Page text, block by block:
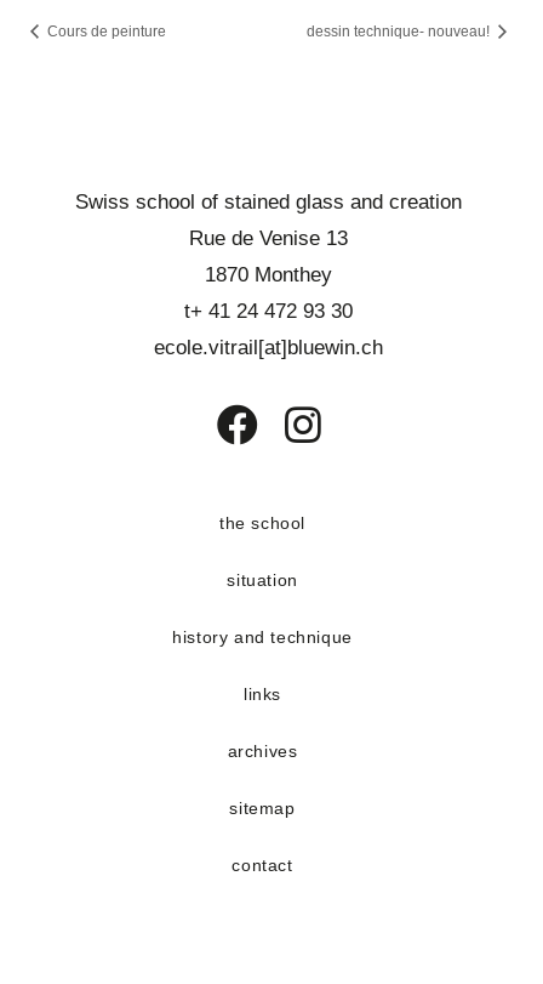
Cours de peinture dessin technique- nouveau!
Swiss school of stained glass and creation
Rue de Venise 13
1870 Monthey
t+ 41 24 472 93 30
ecole.vitrail[at]bluewin.ch
a
tab
a
the school
situation
history and technique
links
archives
sitemap
contact